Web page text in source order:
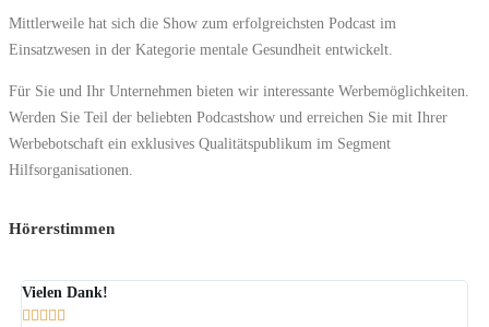
Mittlerweile hat sich die Show zum erfolgreichsten Podcast im
Einsatzwesen in der Kategorie mentale Gesundheit entwickelt.
Für Sie und Ihr Unternehmen bieten wir interessante Werbemöglichkeiten.
Werden Sie Teil der beliebten Podcastshow und erreichen Sie mit Ihrer
Werbebotschaft ein exklusives Qualitätspublikum im Segment
Hilfsorganisationen.
Hörerstimmen
Vielen Dank!
